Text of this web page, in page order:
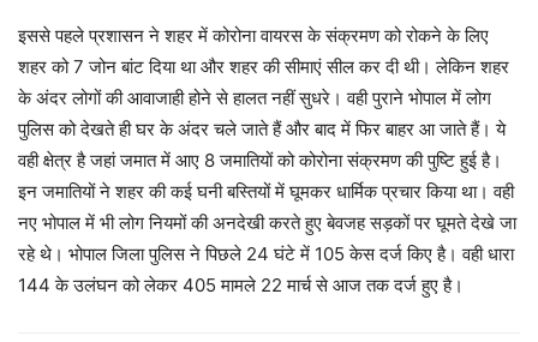
इससे पहले प्रशासन ने शहर में कोरोना वायरस के संक्रमण को रोकने के लिए
शहर को 7 जोन बांट दिया था और शहर की सीमाएं सील कर दी थी। लेकिन शहर
के अंदर लोगों की आवाजाही होने से हालत नहीं सुधरे। वही पुराने भोपाल में लोग
पुलिस को देखते ही घर के अंदर चले जाते हैं और बाद में फिर बाहर आ जाते हैं। ये
वही क्षेत्र है जहां जमात में आए 8 जमातियों को कोरोना संक्रमण की पुष्टि हुई है।
इन जमातियों ने शहर की कई घनी बस्तियों में घूमकर धार्मिक प्रचार किया था। वही
नए भोपाल में भी लोग नियमों की अनदेखी करते हुए बेवजह सड़कों पर घूमते देखे जा
रहे थे। भोपाल जिला पुलिस ने पिछले 24 घंटे में 105 केस दर्ज किए है। वही धारा
144 के उलंघन को लेकर 405 मामले 22 मार्च से आज तक दर्ज हुए है।